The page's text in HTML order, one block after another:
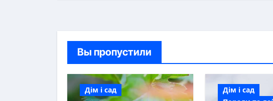
Вы пропустили
Дім і сад
Дім і сад